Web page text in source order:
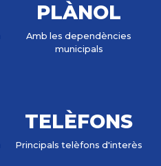
PLÀNOL
Amb les dependències
municipals
TELÈFONS
Principals telèfons d'interès